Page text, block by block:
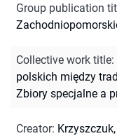
Group publication
Collective work title:
polskich między
Zbiory specjalne a
Creator: